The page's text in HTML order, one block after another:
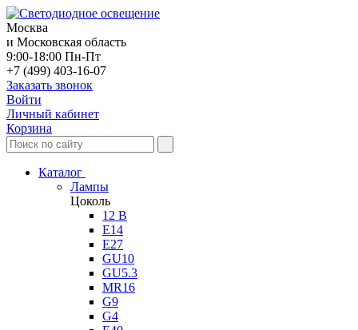
Москва
и Московская область
9:00-18:00 Пн-Пт
+7 (499) 403-16-07
Заказать звонок
Войти
Личный кабинет
Корзина
Каталог
Лампы
Цоколь
12 В
E14
E27
GU10
GU5.3
MR16
G9
G4